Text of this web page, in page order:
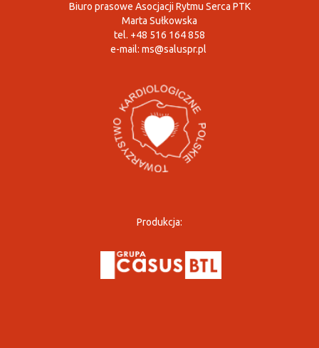
Biuro prasowe Asocjacji Rytmu Serca PTK
Marta Sułkowska
tel. +48 516 164 858
e-mail: ms@saluspr.pl
Produkcja: